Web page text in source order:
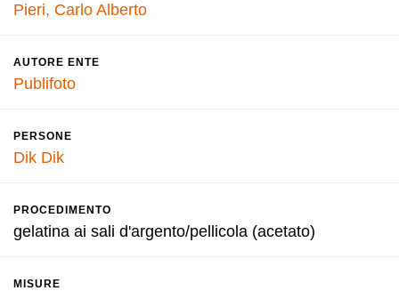
Pieri, Carlo Alberto
AUTORE ENTE
Publifoto
PERSONE
Dik Dik
PROCEDIMENTO
gelatina ai sali d'argento/pellicola (acetato)
MISURE